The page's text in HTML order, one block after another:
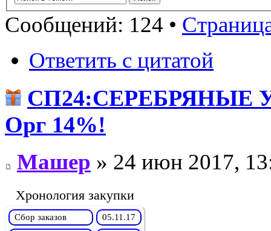
Сообщений: 124 •
Ответить с цитатой
СП24:СЕРЕБРЯНЫЕ
Орг 14%!
Машер » 24 июн 2017,
Хронология закупки
Сбор заказов
05.11.17